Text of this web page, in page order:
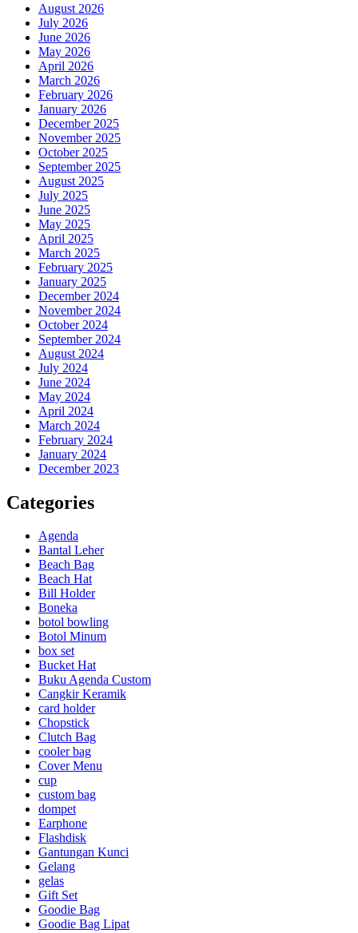
August 2026
July 2026
June 2026
May 2026
April 2026
March 2026
February 2026
January 2026
December 2025
November 2025
October 2025
September 2025
August 2025
July 2025
June 2025
May 2025
April 2025
March 2025
February 2025
January 2025
December 2024
November 2024
October 2024
September 2024
August 2024
July 2024
June 2024
May 2024
April 2024
March 2024
February 2024
January 2024
December 2023
Categories
Agenda
Bantal Leher
Beach Bag
Beach Hat
Bill Holder
Boneka
botol bowling
Botol Minum
box set
Bucket Hat
Buku Agenda Custom
Cangkir Keramik
card holder
Chopstick
Clutch Bag
cooler bag
Cover Menu
cup
custom bag
dompet
Earphone
Flashdisk
Gantungan Kunci
Gelang
gelas
Gift Set
Goodie Bag
Goodie Bag Lipat